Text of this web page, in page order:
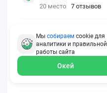
20 место 7 отзывов
OxySport
21 место 6 отзывов
ERGO AXA
Мы собираем cookie для
аналитики и правильной
работы сайта
Окей